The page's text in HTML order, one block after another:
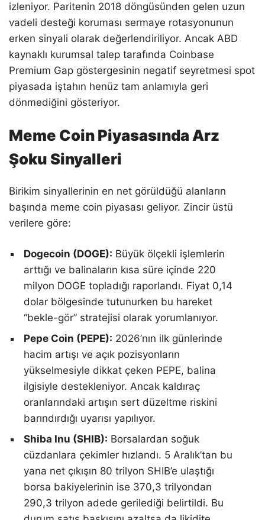
izleniyor. Paritenin 2018 döngüsünden gelen uzun
vadeli desteği koruması sermaye rotasyonunun
erken sinyali olarak değerlendiriliyor. Ancak ABD
kaynaklı kurumsal talep tarafında Coinbase
Premium Gap göstergesinin negatif seyretmesi spot
piyasada iştahın henüz tam anlamıyla geri
dönmediğini gösteriyor.
Meme Coin Piyasasında Arz
Şoku Sinyalleri
Birikim sinyallerinin en net görüldüğü alanların
başında meme coin piyasası geliyor. Zincir üstü
verilere göre:
Dogecoin (DOGE): Büyük ölçekli işlemlerin
arttığı ve balinaların kısa süre içinde 220
milyon DOGE topladığı raporlandı. Fiyat 0,14
dolar bölgesinde tutunurken bu hareket
“bekle-gör” stratejisi olarak yorumlanıyor.
Pepe Coin (PEPE): 2026’nın ilk günlerinde
hacim artışı ve açık pozisyonların
yükselmesiyle dikkat çeken PEPE, balina
ilgisiyle destekleniyor. Ancak kaldıraç
oranlarındaki artışın sert düzeltme riskini
barındırdığı uyarısı yapılıyor.
Shiba Inu (SHIB): Borsalardan soğuk
cüzdanlara çekimler hızlandı. 5 Aralık’tan bu
yana net çıkışın 80 trilyon SHIB’e ulaştığı
borsa bakiyelerinin ise 370,3 trilyondan
290,3 trilyon adede gerilediği belirtildi. Bu